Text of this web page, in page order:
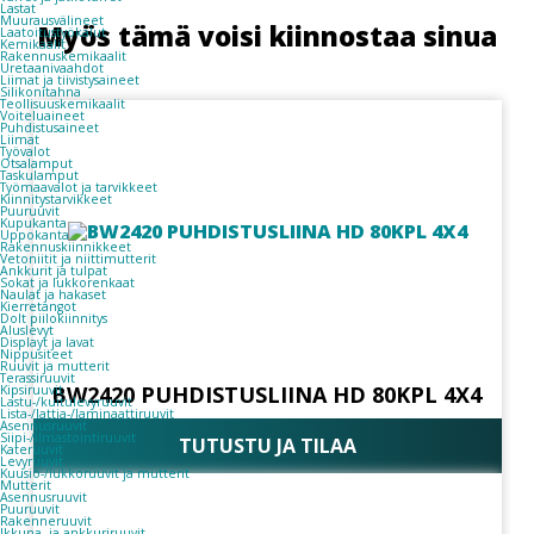
Lastat
Muurausvälineet
Laatoitustyökalut
Kemikaalit
Rakennuskemikaalit
Uretaanivaahdot
Liimat ja tiivistysaineet
Silikonitahna
Teollisuuskemikaalit
Voiteluaineet
Puhdistusaineet
Liimat
Työvalot
Otsalamput
Taskulamput
Työmaavalot ja tarvikkeet
Kiinnitys­tarvikkeet
Puuruuvit
Kupukanta
Uppokanta
Rakennuskiinnikkeet
Vetoniitit ja niittimutterit
Ankkurit ja tulpat
Sokat ja lukkorenkaat
Naulat ja hakaset
Kierretangot
Dolt piilokiinnitys
Aluslevyt
Displayt ja lavat
Nippusiteet
Ruuvit ja mutterit
Terassiruuvit
Kipsiruuvit
Lastu-/kuitulevyruuvit
Lista-/lattia-/laminaattiruuvit
Asennusruuvit
Siipi-/ilmastointiruuvit
Kateruuvit
Levyruuvit
Kuusio-/lukkoruuvit ja mutterit
Mutterit
Asennusruuvit
Puuruuvit
Rakenneruuvit
Myös tämä voisi kiinnostaa sinua
BW2420 PUHDISTUSLIINA HD 80KPL 4X4
TUTUSTU JA TILAA